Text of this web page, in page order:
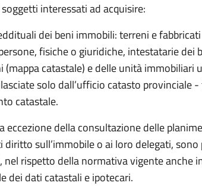
interessati adacquisire:
dei beni immobili: terreni e fabbricati
fisiche o giuridiche, intestatarie dei
(mappa catastale) e delle unità immobiliari
solo dall’ufficio catasto provinciale
catastale.
eccezione della consultazione delle
sull’immobile o ai loro delegati, sono
rispetto della normativa vigente anche
dei dati catastali e ipotecari.